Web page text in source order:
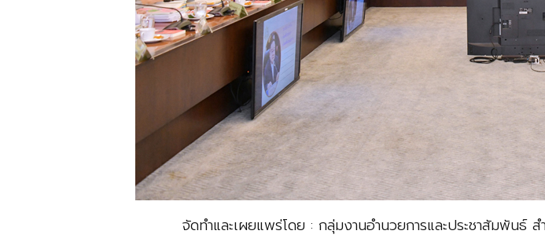
จัดทำและเผยแพร่โดย : กลุ่มงานอำนวยการและประชาสัมพันธ์